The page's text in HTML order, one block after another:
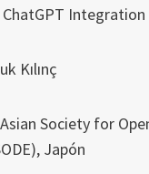
Integration
Kılınç
Asian Society for
Japón